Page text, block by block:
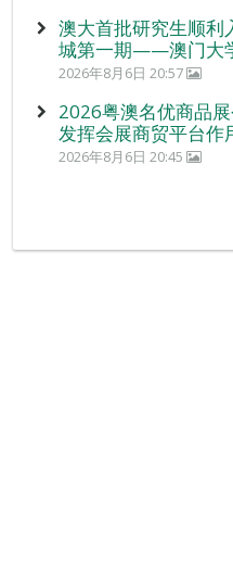
澳大首批研究生顺利
城第一期——澳门大
2026年8月6日 20:57
2026粤澳名优商品
发挥会展商贸平台作
2026年8月6日 20:45